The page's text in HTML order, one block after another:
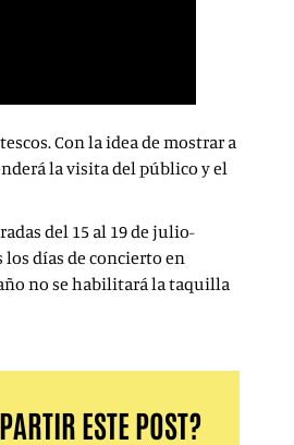
Con la idea de mostrar a
la visita del público y el
del 15 al 19 de julio-
los días de concierto en
no se habilitará la taquilla
ESTE POST?